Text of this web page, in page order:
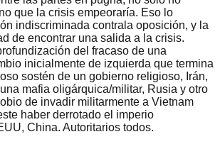
que la crisis empeoraría. Eso lo
indiscriminada contrala oposición, y la
de encontrar una salida a la crisis.
del fracaso de una
inicialmente de izquierda que termina
sostén de un gobierno religioso, Irán,
mafia oligárquica/militar, Rusia y otro
de invadir militarmente a Vietnam
haber derrotado el imperio
China. Autoritarios todos.